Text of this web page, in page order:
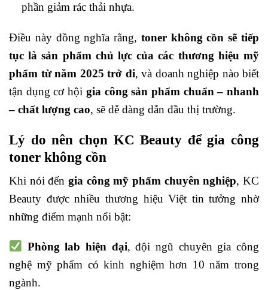
phần giảm rác thải nhựa.
Điều này đồng nghĩa rằng, toner không cồn sẽ tiếp
tục là sản phẩm chủ lực của các thương hiệu mỹ
phẩm từ năm 2025 trở đi, và doanh nghiệp nào biết
tận dụng cơ hội gia công sản phẩm chuẩn – nhanh
– chất lượng cao, sẽ dễ dàng dẫn đầu thị trường.
Lý do nên chọn KC Beauty để gia công
toner không cồn
Khi nói đến gia công mỹ phẩm chuyên nghiệp, KC
Beauty được nhiều thương hiệu Việt tin tưởng nhờ
những điểm mạnh nổi bật:
Phòng lab hiện đại, đội ngũ chuyên gia công
nghệ mỹ phẩm có kinh nghiệm hơn 10 năm trong
ngành.